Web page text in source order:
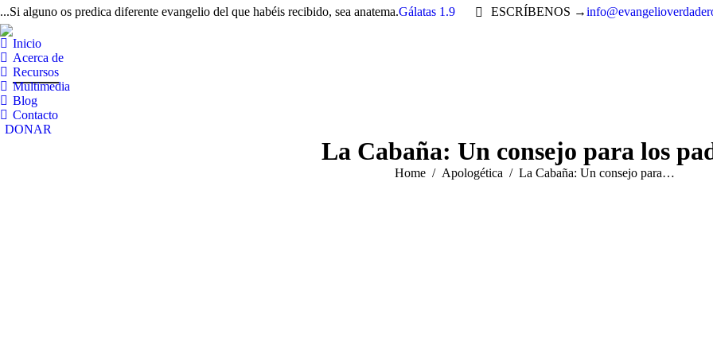
...Si alguno os predica diferente evangelio del que habéis recibido, sea anatema.Gálatas 1.9 ESCRÍBENOS →
Inicio
Acerca de
Recursos
Multimedia
Blog
Contacto
DONAR
La Cabaña: Un consejo para los
You are here:
Home Apologética La Cabaña: Un consejo para…